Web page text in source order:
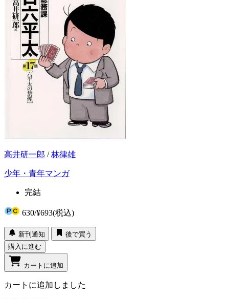
高井研一郎 /林律雄
少年・青年マンガ
完結
630/¥693(税込)
新刊通知
後で買う
購入に進む
カートに追加
カートに追加しました